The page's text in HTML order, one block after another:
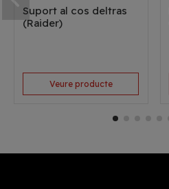
Suport al cos deltras
(Raider)
Veure producte